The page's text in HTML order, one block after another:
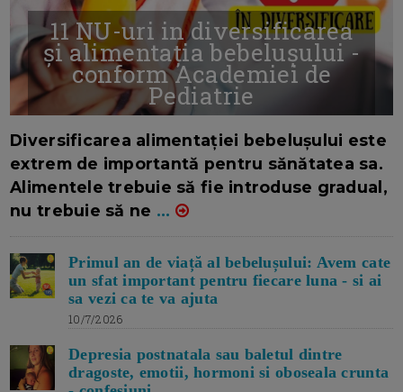
11 NU-uri in diversificarea
și alimentația bebelușului -
conform Academiei de
Pediatrie
Diversificarea alimentației bebelușului este
extrem de importantă pentru sănătatea sa.
Alimentele trebuie să fie introduse gradual,
nu trebuie să ne ...
Primul an de viață al bebelușului: Avem cate
un sfat important pentru fiecare luna - si ai
sa vezi ca te va ajuta
10/7/2026
Depresia postnatala sau baletul dintre
dragoste, emotii, hormoni si oboseala crunta